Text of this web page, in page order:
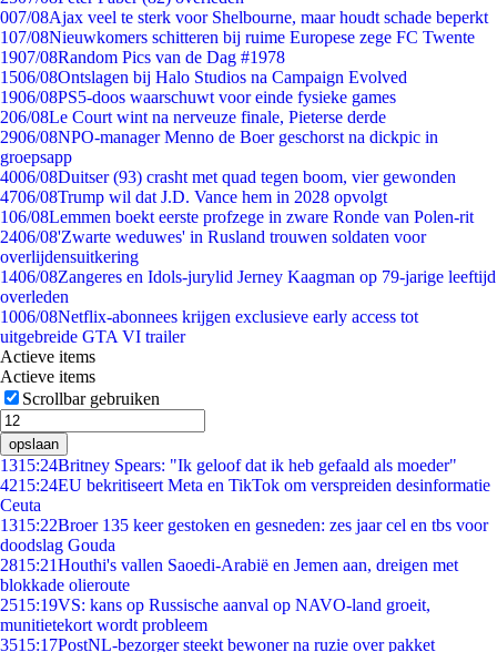
007/08Ajax veel te sterk voor Shelbourne, maar houdt schade beperkt
107/08Nieuwkomers schitteren bij ruime Europese zege FC Twente
1907/08Random Pics van de Dag #1978
1506/08Ontslagen bij Halo Studios na Campaign Evolved
1906/08PS5-doos waarschuwt voor einde fysieke games
206/08Le Court wint na nerveuze finale, Pieterse derde
2906/08NPO-manager Menno de Boer geschorst na dickpic in
groepsapp
4006/08Duitser (93) crasht met quad tegen boom, vier gewonden
4706/08Trump wil dat J.D. Vance hem in 2028 opvolgt
106/08Lemmen boekt eerste profzege in zware Ronde van Polen-rit
2406/08'Zwarte weduwes' in Rusland trouwen soldaten voor
overlijdensuitkering
1406/08Zangeres en Idols-jurylid Jerney Kaagman op 79-jarige leeftijd
overleden
1006/08Netflix-abonnees krijgen exclusieve early access tot
uitgebreide GTA VI trailer
Actieve items
Actieve items
Scrollbar gebruiken
opslaan
1315:24Britney Spears: "Ik geloof dat ik heb gefaald als moeder"
4215:24EU bekritiseert Meta en TikTok om verspreiden desinformatie
Ceuta
1315:22Broer 135 keer gestoken en gesneden: zes jaar cel en tbs voor
doodslag Gouda
2815:21Houthi's vallen Saoedi-Arabië en Jemen aan, dreigen met
blokkade olieroute
2515:19VS: kans op Russische aanval op NAVO-land groeit,
munitietekort wordt probleem
3515:17PostNL-bezorger steekt bewoner na ruzie over pakket